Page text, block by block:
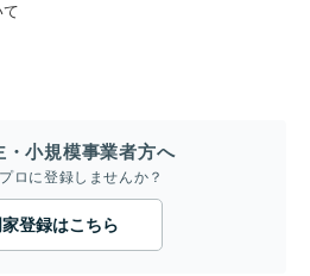
・小規模事業者方へ
ロに登録しませんか？
登録はこちら